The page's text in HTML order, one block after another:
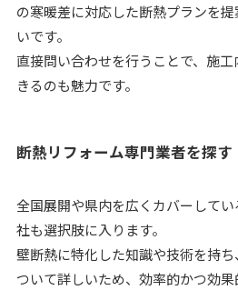
の寒暖差に対応した断熱プランを
いです。
直接問い合わせを行うことで、施
きるのも魅力です。
断熱リフォーム専門業者を探す
全国展開や県内を広くカバーして
社も選択肢に入ります。
壁断熱に特化した知識や技術を持
ついて詳しいため、効率的かつ効